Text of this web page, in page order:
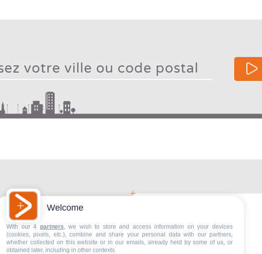
characters
?
Welcome
With our 4 partners, we wish to store and access information on your devices
(cookies, pixels, etc.), combine and share your personal data with our partners,
whether collected on this website or in our emails, already held by some of us, or
obtained later, including in other contexts.